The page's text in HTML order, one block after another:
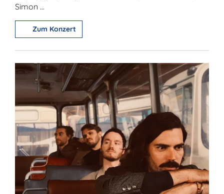
Simon ...
Zum Konzert